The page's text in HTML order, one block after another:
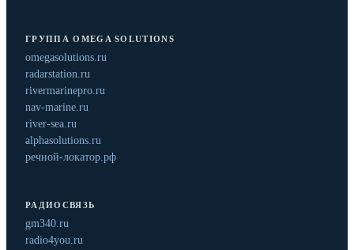
ГРУППА OMEGA SOLUTIONS
omegasolutions.ru
radarstation.ru
rivermarinepro.ru
nav-marine.ru
river-sea.ru
alphasolutions.ru
речной-локатор.рф
РАДИОСВЯЗЬ
gm340.ru
radio4you.ru